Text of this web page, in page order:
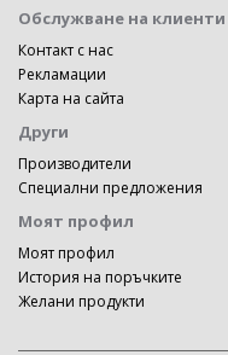
Обслужване на клиенти
Контакт с нас
Рекламации
Карта на сайта
Други
Производители
Специални предложения
Моят профил
Моят профил
История на поръчките
Желани продукти